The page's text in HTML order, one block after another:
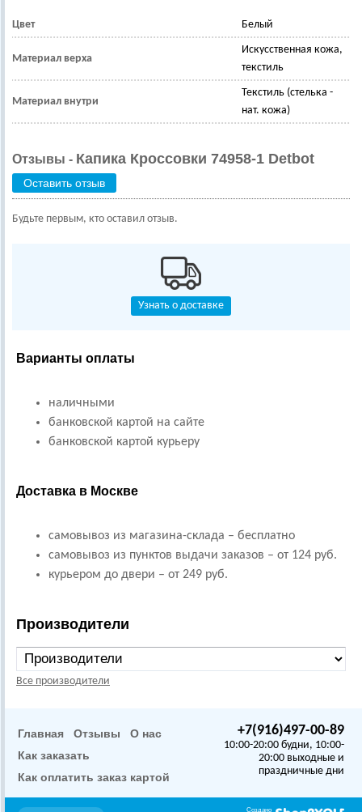
Цвет Белый
Материал верха
Искусственная кожа,
текстиль
Материал внутри
Текстиль (стелька -
нат. кожа)
Отзывы - Капика Кроссовки 74958-1 Detbot
Оставить отзыв
Будьте первым, кто оставил отзыв.
Узнать о доставке
Варианты оплаты
наличными
банковской картой на сайте
банковской картой курьеру
Доставка в Москве
самовывоз из магазина-склада – бесплатно
самовывоз из пунктов выдачи заказов – от 124 руб.
курьером до двери – от 249 руб.
Производители
Все производители
+7(916)497-00-89
10:00-20:00 будни, 10:00-
20:00 выходные и
праздничные дни
Главная Отзывы
О нас
Как заказать
Как оплатить заказ картой
Создано